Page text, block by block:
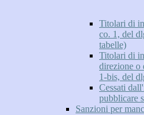
Titolari di
co. 1, del
tabelle)
Titolari di
direzione o
1-bis, del
Cessati
pubblicare
Sanzioni per